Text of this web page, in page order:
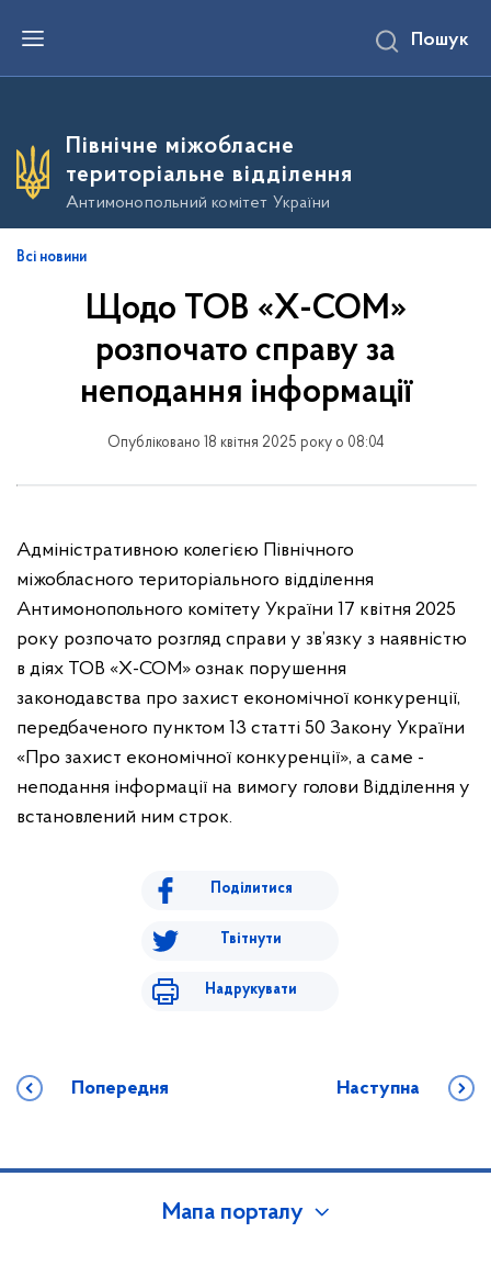
е
о
о
в
Пошук
Північне міжобласне
територіальне відділення
Антимонопольний комітет України
Всі новини
Щодо ТОВ «Х-СОМ»
розпочато справу за
неподання інформації
Опубліковано 18 квітня 2025 року о 08:04
Адміністративною колегією Північного
міжобласного територіального відділення
Антимонопольного комітету України 17 квітня 2025
року розпочато розгляд справи у зв’язку з наявністю
в діях ТОВ «Х-СОМ» ознак порушення
законодавства про захист економічної конкуренції,
передбаченого пунктом 13 статті 50 Закону України
«Про захист економічної конкуренції», а саме -
неподання інформації на вимогу голови Відділення у
встановлений ним строк.
Поділитися
Твітнути
Надрукувати
Попередня Наступна
Мапа порталу